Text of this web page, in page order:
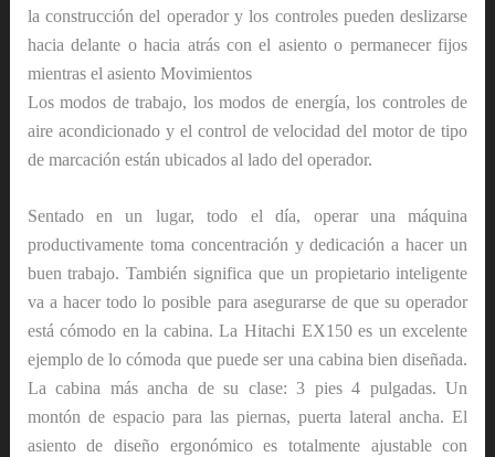
la construcción del operador y los controles pueden deslizarse
hacia delante o hacia atrás con el asiento o permanecer fijos
mientras el asiento Movimientos
Los modos de trabajo, los modos de energía, los controles de
aire acondicionado y el control de velocidad del motor de tipo
de marcación están ubicados al lado del operador.
Sentado en un lugar, todo el día, operar una máquina
productivamente toma concentración y dedicación a hacer un
buen trabajo. También significa que un propietario inteligente
va a hacer todo lo posible para asegurarse de que su operador
está cómodo en la cabina. La Hitachi EX150 es un excelente
ejemplo de lo cómoda que puede ser una cabina bien diseñada.
La cabina más ancha de su clase: 3 pies 4 pulgadas. Un
montón de espacio para las piernas, puerta lateral ancha. El
asiento de diseño ergonómico es totalmente ajustable con